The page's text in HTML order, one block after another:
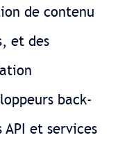
de contenu
et des
back-
API et services